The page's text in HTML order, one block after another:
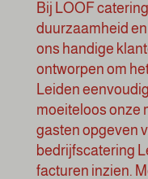
Bij LOOF
duurzaamheid
ons handige
ontworpen om
Leiden
moeiteloos onze
gasten opgeven
bedrijfscatering
facturen inzien.